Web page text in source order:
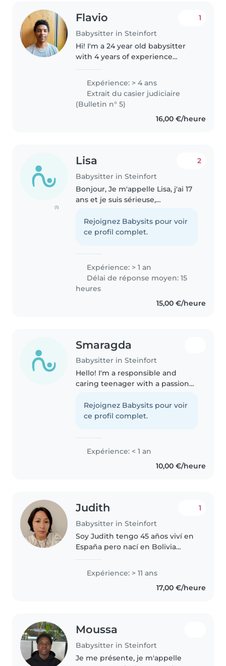
Flavio
Babysitter in Steinfort
1
Hi! I'm a 24 year old babysitter
with 4 years of experience
preschoolers. I'm currently
training as a socio-pedagogical
assistant and have first aid..
Expérience: > 4 ans
Extrait du casier judiciaire
(Bulletin n° 5)
16,00 €/heure
(1)
Lisa
Babysitter in Steinfort
2
Bonjour, Je m'appelle Lisa, j'ai 17
ans et je suis sérieuse,
enfants. Depuis un peu plus d'un
an, je donne deux fois par
Rejoignez Babysits pour voir
ce profil complet.
Expérience: > 1 an
Délai de réponse moyen: 15
heures
15,00 €/heure
Smaragda
Babysitter in Steinfort
Hello! I'm a responsible and
caring teenager with a passion
experience caring for toddlers
and love engaging them with
Rejoignez Babysits pour voir
ce profil complet.
Expérience: < 1 an
10,00 €/heure
Judith
Babysitter in Steinfort
1
Soy Judith tengo 45 años viví en
España pero nací en Bolivia
ellos viven en España
actualmente. Me encantan los
niños y los bebes, terminé un
Expérience: > 11 ans
17,00 €/heure
Moussa
Babysitter in Steinfort
Je me présente, je m'appelle